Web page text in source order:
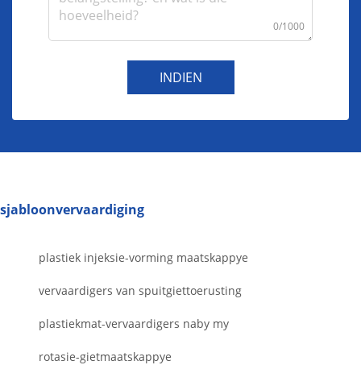
0/1000
INDIEN
sjabloonvervaardiging
plastiek injeksie-vorming maatskappye
vervaardigers van spuitgiettoerusting
plastiekmat-vervaardigers naby my
rotasie-gietmaatskappye